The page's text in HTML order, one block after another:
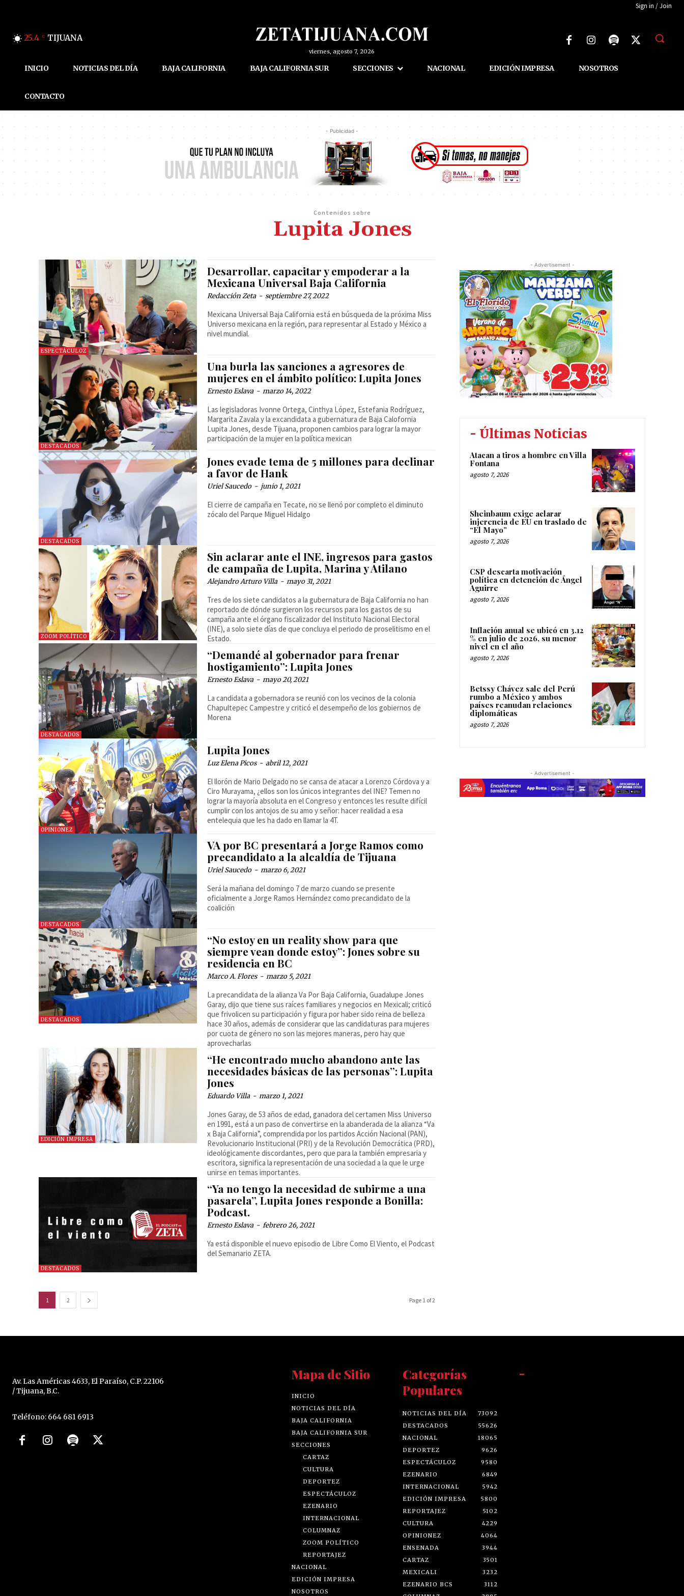
Sign in / Join
25.4 C TIJUANA
viernes, agosto 7, 2026
INICIO NOTICIAS DEL DÍA BAJA CALIFORNIA BAJA CALIFORNIA SUR SECCIONES NACIONAL EDICIÓN IMPRESA NOSOTROS
CONTACTO
- Publicidad -
Contenidos sobre
Lupita Jones
ESPECTÁCULOZ
Desarrollar, capacitar y empoderar a la
Mexicana Universal Baja California
Redacción Zeta - septiembre 27, 2022
Mexicana Universal Baja California está en búsqueda de la próxima Miss
Universo mexicana en la región, para representar al Estado y México a
nivel mundial.
DESTACADOS
Una burla las sanciones a agresores de
mujeres en el ámbito político: Lupita Jones
Ernesto Eslava - marzo 14, 2022
Las legisladoras Ivonne Ortega, Cinthya López, Estefania Rodríguez,
Margarita Zavala y la excandidata a gubernatura de Baja Calofornia
Lupita Jones, desde Tijuana, proponen cambios para lograr la mayor
participación de la mujer en la política mexican
DESTACADOS
Jones evade tema de 5 millones para declinar
a favor de Hank
Uriel Saucedo - junio 1, 2021
El cierre de campaña en Tecate, no se llenó por completo el diminuto
zócalo del Parque Miguel Hidalgo
ZOOM POLÍTICO
Sin aclarar ante el INE, ingresos para gastos
de campaña de Lupita, Marina y Atilano
Alejandro Arturo Villa - mayo 31, 2021
Tres de los siete candidatos a la gubernatura de Baja California no han
reportado de dónde surgieron los recursos para los gastos de su
campaña ante el órgano fiscalizador del Instituto Nacional Electoral
(INE), a solo siete días de que concluya el periodo de proselitismo en el
Estado.
DESTACADOS
“Demandé al gobernador para frenar
hostigamiento”: Lupita Jones
Ernesto Eslava - mayo 20, 2021
La candidata a gobernadora se reunió con los vecinos de la colonia
Chapultepec Campestre y criticó el desempeño de los gobiernos de
Morena
OPINIONEZ
Lupita Jones
Luz Elena Picos - abril 12, 2021
El llorón de Mario Delgado no se cansa de atacar a Lorenzo Córdova y a
Ciro Murayama, ¿ellos son los únicos integrantes del INE? Temen no
lograr la mayoría absoluta en el Congreso y entonces les resulte difícil
cumplir con los antojos de su amo y señor: hacer realidad a esa
entelequia que les ha dado en llamar la 4T.
DESTACADOS
VA por BC presentará a Jorge Ramos como
precandidato a la alcaldía de Tijuana
Uriel Saucedo - marzo 6, 2021
Será la mañana del domingo 7 de marzo cuando se presente
oficialmente a Jorge Ramos Hernández como precandidato de la
coalición
DESTACADOS
“No estoy en un reality show para que
siempre vean donde estoy”: Jones sobre su
residencia en BC
Marco A. Flores - marzo 5, 2021
La precandidata de la alianza Va Por Baja California, Guadalupe Jones
Garay, dijo que tiene sus raíces familiares y negocios en Mexicali; criticó
que frivolicen su participación y figura por haber sido reina de belleza
hace 30 años, además de considerar que las candidaturas para mujeres
por cuota de género no son las mejores maneras, pero hay que
aprovecharlas
EDICIÓN IMPRESA
“He encontrado mucho abandono ante las
necesidades básicas de las personas”: Lupita
Jones
Eduardo Villa - marzo 1, 2021
Jones Garay, de 53 años de edad, ganadora del certamen Miss Universo
en 1991, está a un paso de convertirse en la abanderada de la alianza “Va
x Baja California”, comprendida por los partidos Acción Nacional (PAN),
Revolucionario Institucional (PRI) y de la Revolución Democrática (PRD),
ideológicamente discordantes, pero que para la también empresaria y
escritora, significa la representación de una sociedad a la que le urge
unirse en temas importantes.
DESTACADOS
“Ya no tengo la necesidad de subirme a una
pasarela”, Lupita Jones responde a Bonilla:
Podcast.
Ernesto Eslava - febrero 26, 2021
Ya está disponible el nuevo episodio de Libre Como El Viento, el Podcast
del Semanario ZETA.
1 2 Page 1 of 2
- Advertisement -
- Últimas Noticias
Atacan a tiros a hombre en Villa
Fontana
agosto 7, 2026
Sheinbaum exige aclarar
injerencia de EU en traslado de
“El Mayo”
agosto 7, 2026
CSP descarta motivación
política en detención de Ángel
Aguirre
agosto 7, 2026
Inflación anual se ubicó en 3.12
% en julio de 2026, su menor
nivel en el año
agosto 7, 2026
Betssy Chávez sale del Perú
rumbo a México y ambos
países reanudan relaciones
diplomáticas
agosto 7, 2026
- Advertisement -
Av. Las Américas 4633, El Paraíso, C.P. 22106
/ Tijuana, B.C.
Teléfono: 664 681 6913
Mapa de Sitio
INICIO
NOTICIAS DEL DÍA
BAJA CALIFORNIA
BAJA CALIFORNIA SUR
SECCIONES
CARTAZ
CULTURA
DEPORTEZ
ESPECTÁCULOZ
EZENARIO
INTERNACIONAL
COLUMNAZ
ZOOM POLÍTICO
REPORTAJEZ
NACIONAL
EDICIÓN IMPRESA
NOSOTROS
Categorías
Populares
NOTICIAS DEL DÍA
73092
DESTACADOS
55626
NACIONAL
18065
DEPORTEZ
9626
ESPECTÁCULOZ
9580
EZENARIO
6849
INTERNACIONAL
5942
EDICIÓN IMPRESA
5800
REPORTAJEZ
5102
CULTURA
4229
OPINIONEZ
4064
ENSENADA
3944
CARTAZ
3501
MEXICALI
3232
EZENARIO BCS
3112
-